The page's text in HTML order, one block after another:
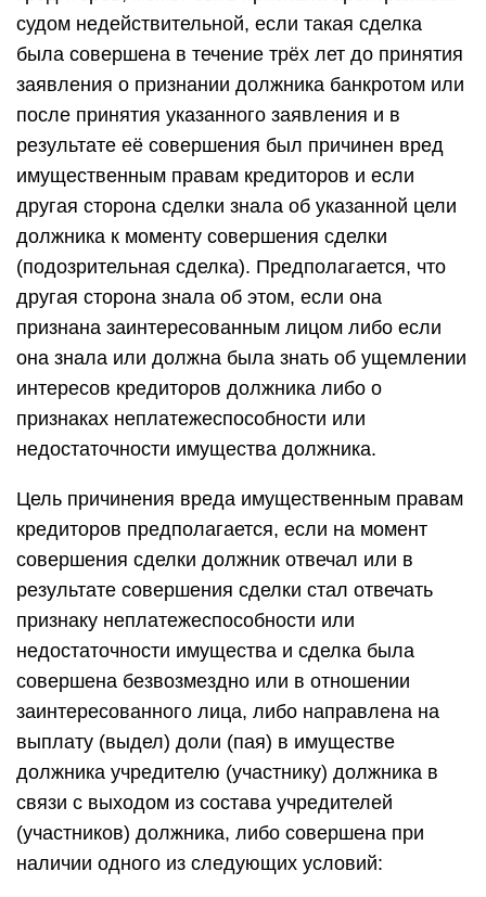
судом недействительной, если такая сделка
была совершена в течение трёх лет до принятия
заявления о признании должника банкротом или
после принятия указанного заявления и в
результате её совершения был причинен вред
имущественным правам кредиторов и если
другая сторона сделки знала об указанной цели
должника к моменту совершения сделки
(подозрительная сделка). Предполагается, что
другая сторона знала об этом, если она
признана заинтересованным лицом либо если
она знала или должна была знать об ущемлении
интересов кредиторов должника либо о
признаках неплатежеспособности или
недостаточности имущества должника.
Цель причинения вреда имущественным правам
кредиторов предполагается, если на момент
совершения сделки должник отвечал или в
результате совершения сделки стал отвечать
признаку неплатежеспособности или
недостаточности имущества и сделка была
совершена безвозмездно или в отношении
заинтересованного лица, либо направлена на
выплату (выдел) доли (пая) в имуществе
должника учредителю (участнику) должника в
связи с выходом из состава учредителей
(участников) должника, либо совершена при
наличии одного из следующих условий: